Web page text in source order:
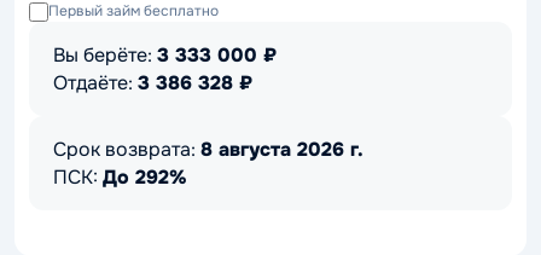
Первый займ бесплатно
Вы берёте: 3 333 000 ₽
Отдаёте: 3 386 328 ₽
Срок возврата: 8 августа 2026 г.
ПСК: До 292%